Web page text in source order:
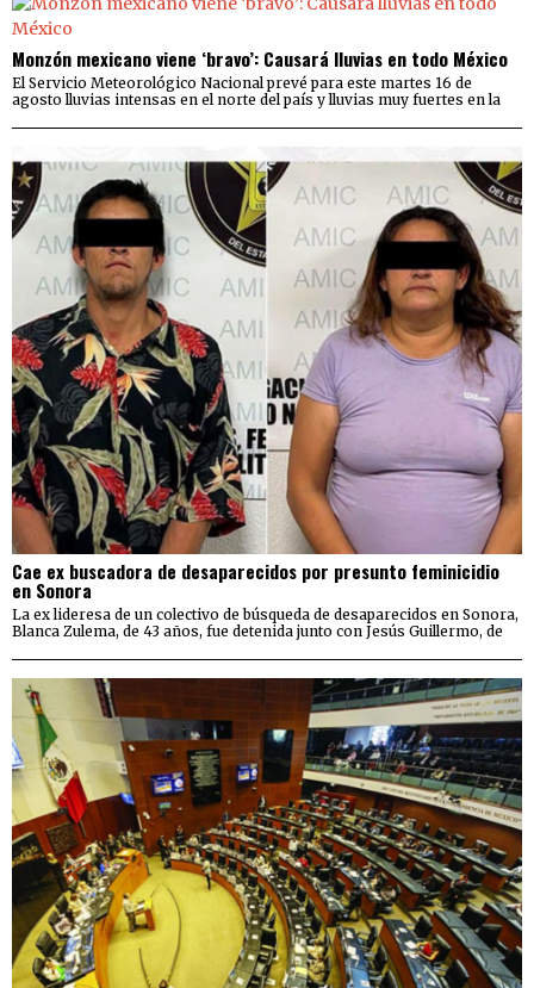
Monzón mexicano viene ‘bravo’: Causará lluvias en todo México
El Servicio Meteorológico Nacional prevé para este martes 16 de
agosto lluvias intensas en el norte del país y lluvias muy fuertes en la
Cae ex buscadora de desaparecidos por presunto feminicidio
en Sonora
La ex lideresa de un colectivo de búsqueda de desaparecidos en Sonora,
Blanca Zulema, de 43 años, fue detenida junto con Jesús Guillermo, de